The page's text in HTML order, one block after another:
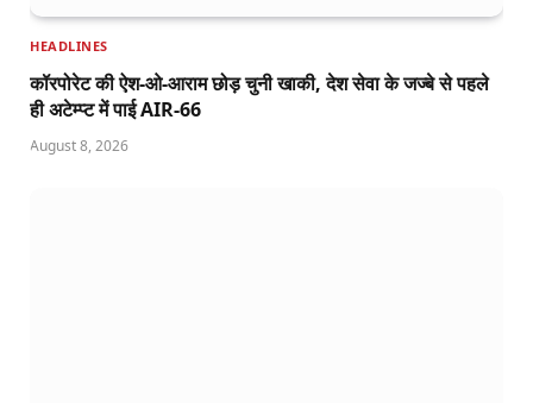
HEADLINES
कॉरपोरेट की ऐश-ओ-आराम छोड़ चुनी खाकी, देश सेवा के जज्बे से पहले
ही अटेम्प्ट में पाई AIR-66
August 8, 2026